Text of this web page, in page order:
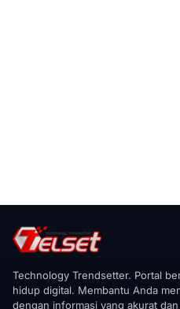
Technology Trendsetter. Portal
hidup digital. Membantu Anda
dengan informasi yang akurat dan